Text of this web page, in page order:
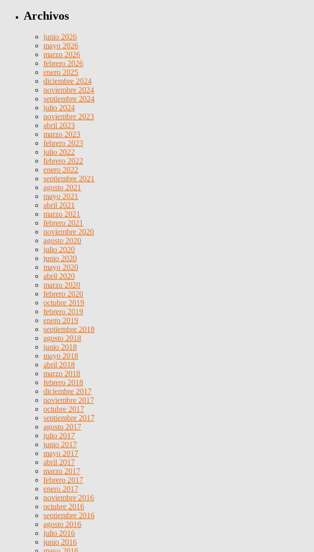
Archivos
junio 2026
mayo 2026
marzo 2026
febrero 2026
enero 2025
diciembre 2024
noviembre 2024
septiembre 2024
julio 2024
noviembre 2023
abril 2023
marzo 2023
febrero 2023
julio 2022
febrero 2022
enero 2022
septiembre 2021
agosto 2021
mayo 2021
abril 2021
marzo 2021
febrero 2021
noviembre 2020
agosto 2020
julio 2020
junio 2020
mayo 2020
abril 2020
marzo 2020
febrero 2020
octubre 2019
febrero 2019
enero 2019
septiembre 2018
agosto 2018
junio 2018
mayo 2018
abril 2018
marzo 2018
febrero 2018
diciembre 2017
noviembre 2017
octubre 2017
septiembre 2017
agosto 2017
julio 2017
junio 2017
mayo 2017
abril 2017
marzo 2017
febrero 2017
enero 2017
noviembre 2016
octubre 2016
septiembre 2016
agosto 2016
julio 2016
junio 2016